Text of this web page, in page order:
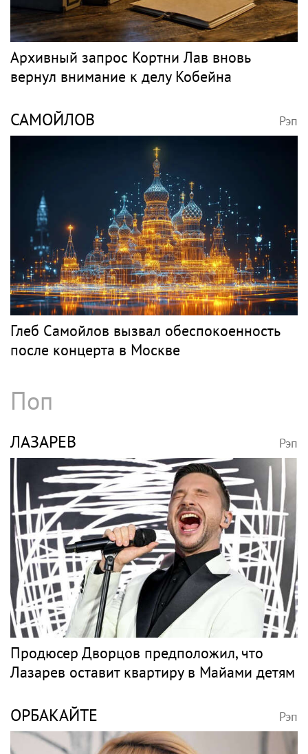
Архивный запрос Кортни Лав вновь
вернул внимание к делу Кобейна
САМОЙЛОВ Рэп
Глеб Самойлов вызвал обеспокоенность
после концерта в Москве
Поп
ЛАЗАРЕВ Рэп
Продюсер Дворцов предположил, что
Лазарев оставит квартиру в Майами детям
ОРБАКАЙТЕ Рэп